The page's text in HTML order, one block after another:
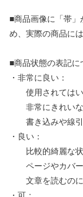
■商品画像に「帯」
め、実際の商品に
■商品状態の表記に
・非常に良い：
使用されてはい
非常にきれいな
書き込みや線引
・良い：
比較的綺麗な状
ページやカバー
文章を読むのに